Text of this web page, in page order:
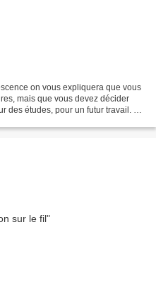
on vous expliquera que vous
mais que vous devez décider
des études, pour un futur travail. En